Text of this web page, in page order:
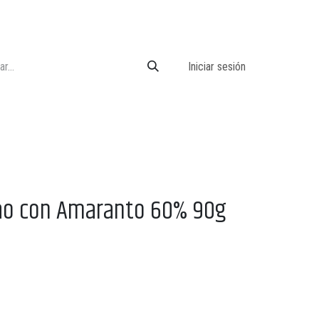
Iniciar sesión
con Amaranto 60% 90g